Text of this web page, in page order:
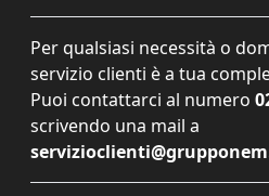
Per qualsiasi necessità o
servizio clienti è a tua
Puoi contattarci al numero
scrivendo una mail a